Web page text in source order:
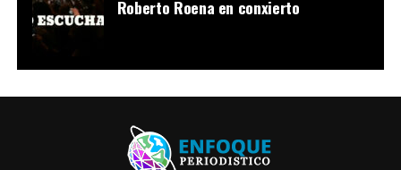
Roberto Roena en conxierto